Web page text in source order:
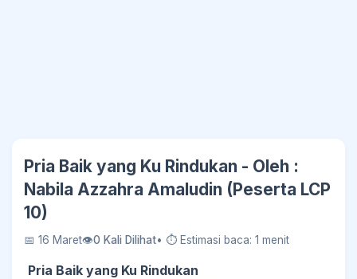
Pria Baik yang Ku Rindukan - Oleh :
Nabila Azzahra Amaludin (Peserta LCP
10)
📅 16 Maret👁0 Kali Dilihat• ⏱ Estimasi baca: 1 menit
Pria Baik yang Ku Rindukan